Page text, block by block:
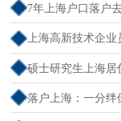
7年上海户口落户
上海高新技术企业
户）
硕士研究生上海居
积分）
落户上海：一分绊